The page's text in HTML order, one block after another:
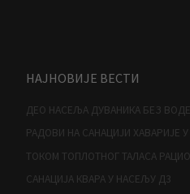
НАЈНОВИЈЕ ВЕСТИ
ДЕО НАСЕЉА ДУВАНИКА БЕЗ ВОДЕ
РАДОВИ НА САНАЦИЈИ ХАВАРИЈЕ
ТОКОМ ТОПЛОТНОГ ТАЛАСА
САНАЦИЈА КВАРА У НАСЕЉУ Д3